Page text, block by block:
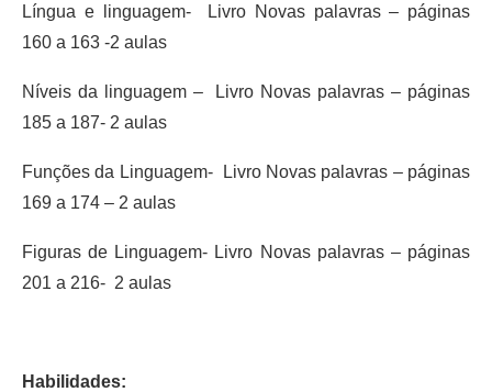
Língua e linguagem- Livro Novas palavras – páginas
160 a 163 -2 aulas
Níveis da linguagem – Livro Novas palavras – páginas
185 a 187- 2 aulas
Funções da Linguagem- Livro Novas palavras – páginas
169 a 174 – 2 aulas
Figuras de Linguagem- Livro Novas palavras – páginas
201 a 216- 2 aulas
Habilidades: